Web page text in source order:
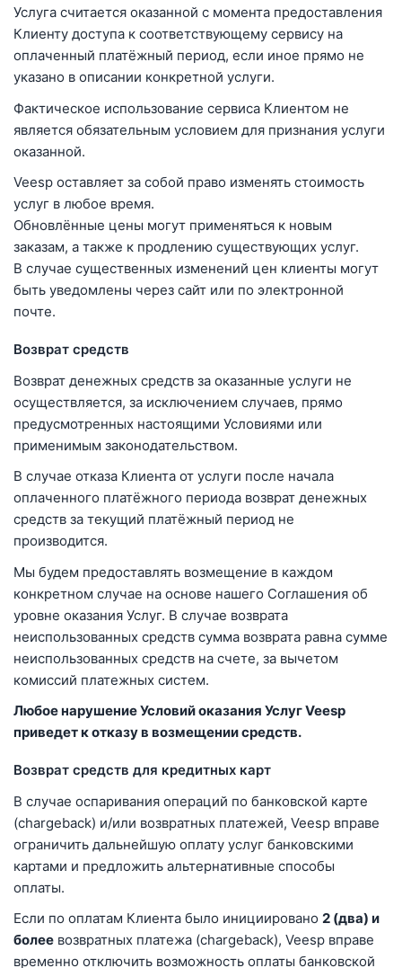
Услуга считается оказанной с момента предоставления
Клиенту доступа к соответствующему сервису на
оплаченный платёжный период, если иное прямо не
указано в описании конкретной услуги.
Фактическое использование сервиса Клиентом не
является обязательным условием для признания услуги
оказанной.
Veesp оставляет за собой право изменять стоимость
услуг в любое время.
Обновлённые цены могут применяться к новым
заказам, а также к продлению существующих услуг.
В случае существенных изменений цен клиенты могут
быть уведомлены через сайт или по электронной
почте.
Возврат средств
Возврат денежных средств за оказанные услуги не
осуществляется, за исключением случаев, прямо
предусмотренных настоящими Условиями или
применимым законодательством.
В случае отказа Клиента от услуги после начала
оплаченного платёжного периода возврат денежных
средств за текущий платёжный период не
производится.
Мы будем предоставлять возмещение в каждом
конкретном случае на основе нашего Соглашения об
уровне оказания Услуг. В случае возврата
неиспользованных средств сумма возврата равна сумме
неиспользованных средств на счете, за вычетом
комиссий платежных систем.
Любое нарушение Условий оказания Услуг Veesp
приведет к отказу в возмещении средств.
Возврат средств для кредитных карт
В случае оспаривания операций по банковской карте
(chargeback) и/или возвратных платежей, Veesp вправе
ограничить дальнейшую оплату услуг банковскими
картами и предложить альтернативные способы
оплаты.
Если по оплатам Клиента было инициировано 2 (два) и
более возвратных платежа (chargeback), Veesp вправе
временно отключить возможность оплаты банковской